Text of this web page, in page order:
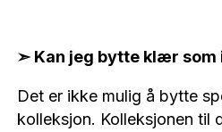
➣ Kan jeg bytte klær som
Det er ikke mulig å bytte
kolleksjon. Kolleksjonen til